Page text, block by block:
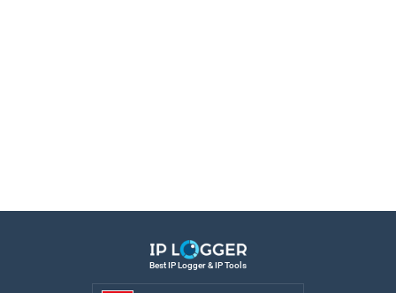
Best IP Logger & IP Tools